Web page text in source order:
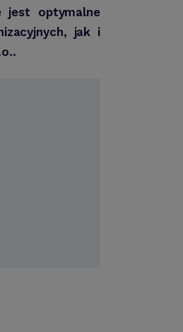
jest optymalne
jak i